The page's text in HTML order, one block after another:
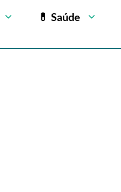
💊 Saúde